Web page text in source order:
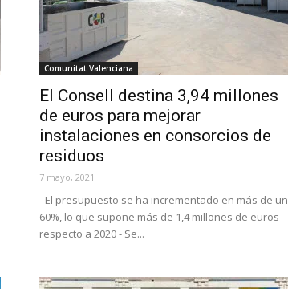
Comunitat Valenciana
El Consell destina 3,94 millones
de euros para mejorar
instalaciones en consorcios de
residuos
7 mayo, 2021
- El presupuesto se ha incrementado en más de un
60%, lo que supone más de 1,4 millones de euros
respecto a 2020 - Se...